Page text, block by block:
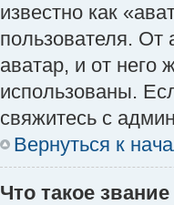
известно как
пользователя. От
аватар, и от него
использованы.
свяжитесь с
Вернуться к
Что такое